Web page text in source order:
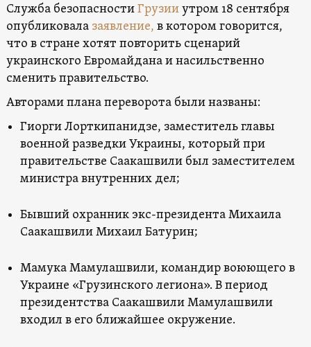
Служба безопасностиГрузииутром 18 сентября
опубликовала заявление, в котором говорится,
что в стране хотят повторить сценарий
украинского Евромайдана и насильственно
сменить правительство.
Авторами плана переворота были названы:
Гиорги Лорткипанидзе, заместитель главы
военной разведки Украины, который при
правительстве Саакашвили был заместителем
министра внутренних дел;
Бывший охранник экс-президента Михаила
Саакашвили Михаил Батурин;
Мамука Мамулашвили, командир воюющего в
Украине «Грузинского легиона». В период
президентства Саакашвили Мамулашвили
входил в его ближайшее окружение.